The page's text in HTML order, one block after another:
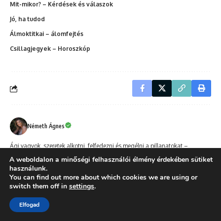
Mit-mikor? – Kérdések és válaszok
Jó, ha tudod
Álmoktitkai – álomfejtés
Csillagjegyek – Horoszkóp
Németh Ágnes
Ági vagyok, szeretek alkotni, felfedezni és megélni a pillanatokat –
legyenek azok a természetben, a konyhában vagy egy jó könyv felett. A
kreatív tevékenységek feltöltenek, különösen a fotózás, ami számomra a
világ apró szépségeinek megörökítése. Imádok új receptekkel kísérletezni,
és az elkészült finomságokat megosztani a családommal és
imádom felfedezni az új stílusokat, ötleteket, és saját elképzeléseimet
A weboldalon a minőségi felhasználói élmény érdekében sütiket
használunk.
You can find out more about which cookies we are using or
switch them off in settings.
Elfogad